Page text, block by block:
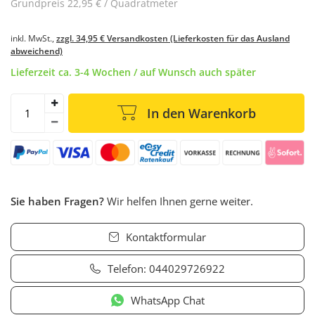
Grundpreis 22,95 € / Quadratmeter
inkl. MwSt., zzgl. 34,95 € Versandkosten (Lieferkosten für das Ausland
abweichend)
Lieferzeit ca. 3-4 Wochen / auf Wunsch auch später
In den Warenkorb
Sie haben Fragen? Wir helfen Ihnen gerne weiter.
Kontaktformular
Telefon: 044029726922
WhatsApp Chat